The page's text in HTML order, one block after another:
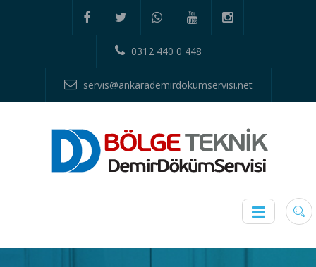
0312 440 0 448
servis@ankarademirdokumservisi.net